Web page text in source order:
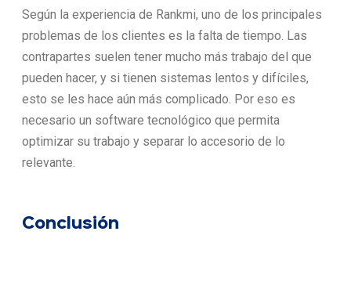
Según la experiencia de Rankmi, uno de los principales
problemas de los clientes es la falta de tiempo. Las
contrapartes suelen tener mucho más trabajo del que
pueden hacer, y si tienen sistemas lentos y difíciles,
esto se les hace aún más complicado. Por eso es
necesario un software tecnológico que permita
optimizar su trabajo y separar lo accesorio de lo
relevante.
Conclusión